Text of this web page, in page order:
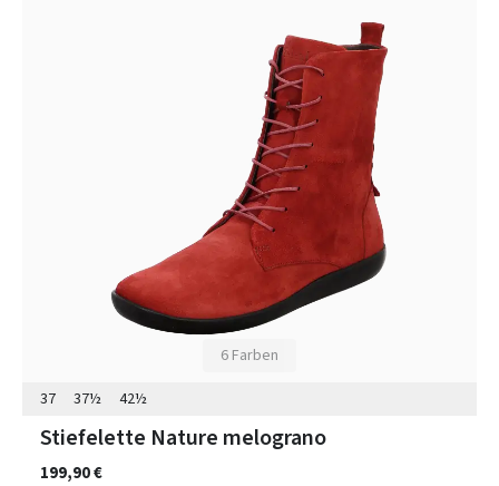
6 Farben
37
37½ 42½
Stiefelette Nature melograno
199,90 €